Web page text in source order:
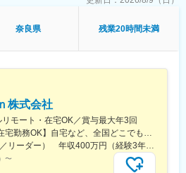
System）を活用したロボット制御
ャーとして複数プロジェクトのプロジェ
くことを期待しています。
員管理や多方面に渡るステークホルダー
で、開発を通して組織経営視点も養うこ
ている方が活躍できる現場です。
や部門長等の管理職を目指したい方
奈良県 残業20時間未満
株式会社
モート・在宅OK／賞与最大年3回
【フルリモート・完全在宅勤務OK】自宅など、全国どこでもあなたが働きやすい場所で働けます★転居を伴う転勤なし★全国47都道府県どこからでも応募OK【本社】東京都新宿区山吹町130番地の15 茜ビル2-A＜アクセス＞有楽町線「江戸川橋駅」、東西線「東西線」より徒歩10分※受動喫煙対策：あり
年収480万円（経験5年／リーダー） 年収400万円（経験3年／メンバー）
〜